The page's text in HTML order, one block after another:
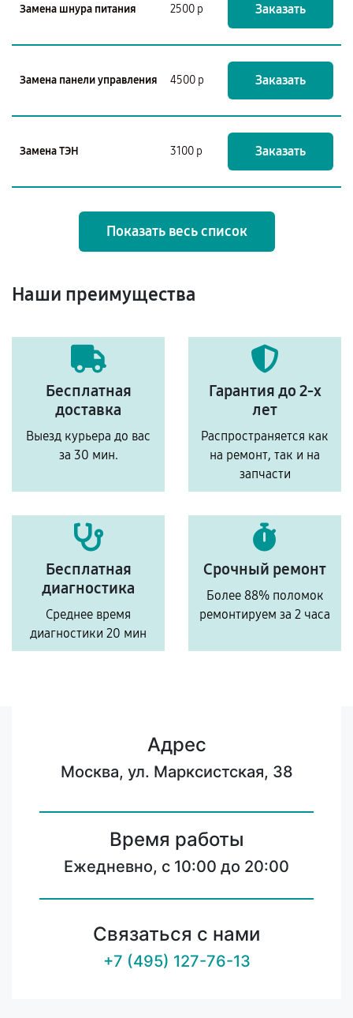
Замена шнура питания 2500 р Заказать
Замена панели управления 4500 р Заказать
Замена ТЭН 3100 р Заказать
Показать весь список
Наши преимущества
Бесплатная
доставка
Выезд курьера до вас
за 30 мин.
Гарантия до 2-х
лет
Распространяется как
на ремонт, так и на
запчасти
Бесплатная
диагностика
Среднее время
диагностики 20 мин
Срочный ремонт
Более 88% поломок
ремонтируем за 2 часа
Адрес
Москва, ул. Марксистская, 38
Время работы
Ежедневно, с 10:00 до 20:00
Связаться с нами
+7 (495) 127-76-13